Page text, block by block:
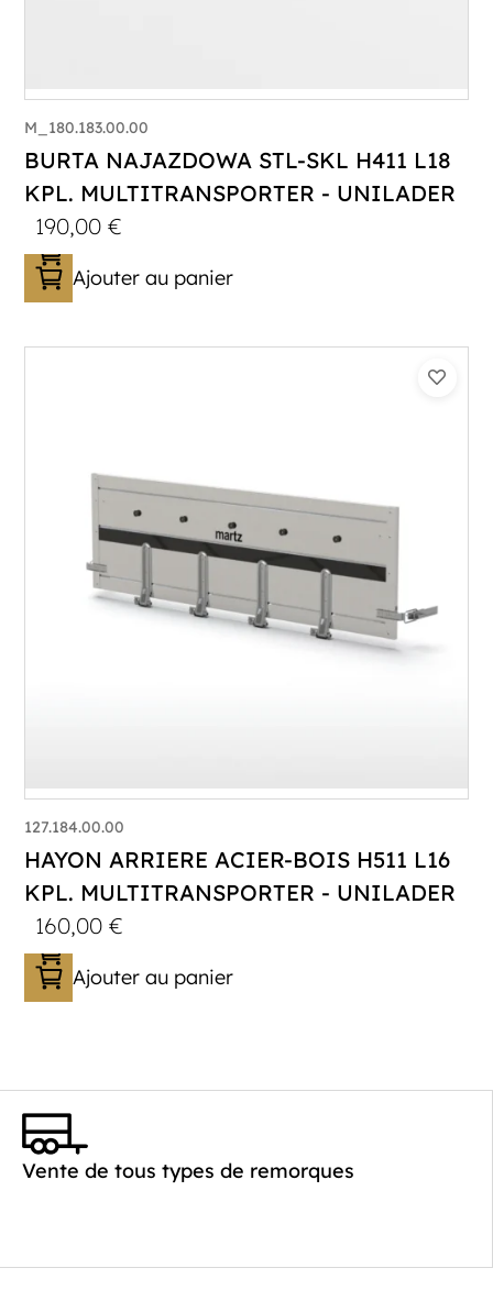
M_180.183.00.00
BURTA NAJAZDOWA STL-SKL H411 L18
KPL. MULTITRANSPORTER - UNILADER
190,00€
Ajouter au panier
127.184.00.00
HAYON ARRIERE ACIER-BOIS H511 L16
KPL. MULTITRANSPORTER - UNILADER
160,00€
Ajouter au panier
Vente de tous types de remorques